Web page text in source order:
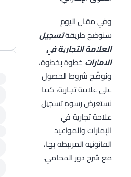
وفي مقال اليوم
سنوضح طريقةتسجيل
العلامة التجارية في
الامارات خطوة بخطوة،
ونوضّح شروط الحصول
على علامة تجارية، كما
نستعرض رسوم تسجيل
علامة تجارية في
الإمارات والمواعيد
القانونية المرتبطة بها،
مع شرح دور المحامي.